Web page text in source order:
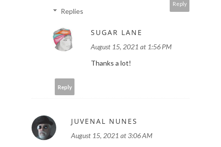
Reply
Replies
SUGAR LANE
August 15, 2021 at 1:56 PM
Thanks a lot!
Reply
JUVENAL NUNES
August 15, 2021 at 3:06 AM